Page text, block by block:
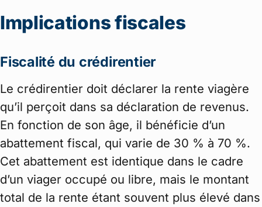
Implications fiscales
Fiscalité du crédirentier
Le crédirentier doit déclarer la rente viagère
qu’il perçoit dans sa déclaration de revenus.
En fonction de son âge, il bénéficie d’un
abattement fiscal, qui varie de 30 % à 70 %.
Cet abattement est identique dans le cadre
d’un viager occupé ou libre, mais le montant
total de la rente étant souvent plus élevé dans